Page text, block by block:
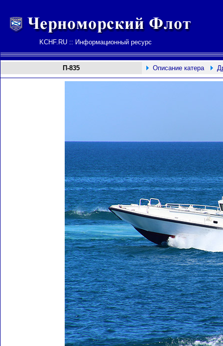
KCHF.RU :: Информационный ресурс
П-835 Описание катера